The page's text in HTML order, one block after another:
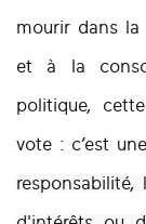
mourir dans la
et à la
politique,
vote : c’est
responsabilité,